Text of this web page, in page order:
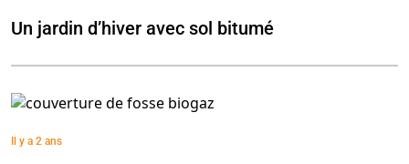
Un jardin d’hiver avec sol bitumé
Il y a 2 ans